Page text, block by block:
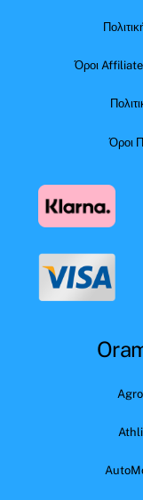
Όροι
Όροι